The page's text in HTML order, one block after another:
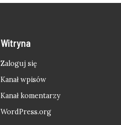
Witryna
Zaloguj się
Kanał wpisów
Kanał komentarzy
WordPress.org